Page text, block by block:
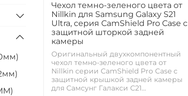
Чехол темно-зеленого цвета от
Nillkin для Samsung Galaxy S21
Ultra, серия CamShield Pro Case с
защитной шторкой задней
камеры
Оригинальный двухкомпонентный
чехол темно-зеленого цвета от
Nillkin серии CamShield Pro Case с
защитной крышкой задней камеры
для Самсунг Галакси С21...